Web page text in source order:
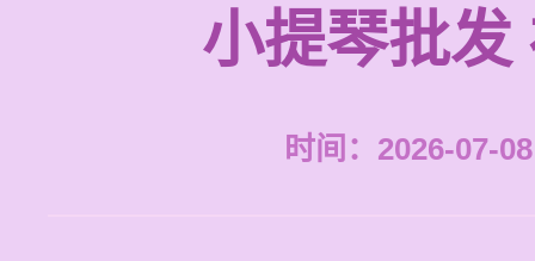
小提琴批发
时间：2026-07-